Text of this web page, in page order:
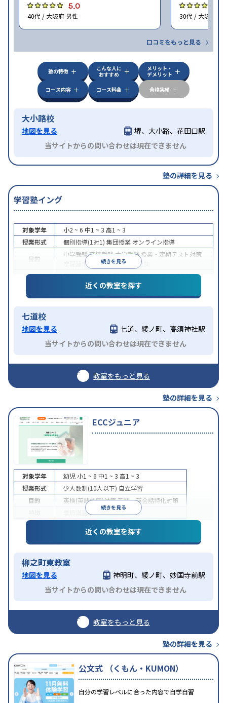
5.0
40代 / 大阪府 男性 30代 / 大阪府 女
口コミをもっと見る
塾の特徴
こんな人に
おすすめ
メリット・
デメリット
コース内容
コース料金 合格実績
大小路校
地図を見る
堺、大小路、花田口駅
当サイトからの問い合わせは現在できません
塾の詳細を見る
学習塾イング
続きを見る
対象学年 小2 ~ 6 中1 ~ 3 高1 ~ 3
授業形式
個別指導(1対1) 集団授業 オンライン指導
目的
中学受験高校受験大学受験 授業・定期テスト対策
学習習慣の定着科目別特化対策
授業の振替可能学習にPC・タブレットを利用オン
ライン対応1科目から受講可能
近くの教室を探す
七道校
地図を見る
七道、綾ノ町、高須神社駅
当サイトからの問い合わせは現在できません
教室をもっと見る
塾の詳細を見る
ECCジュニア
続きを見る
対象学年 幼児 小1 ~ 6 中1 ~ 3 高1 ~ 3
授業形式
少人数制(10人以下) 自立学習
目的
英検(英語検定)対策英語・英会話特化対策
季節講習のみの受講可
近くの教室を探す
柳之町東教室
地図を見る
神明町、綾ノ町、妙国寺前駅
当サイトからの問い合わせは現在できません
教室をもっと見る
塾の詳細を見る
公文式 （くもん・KUMON）
自分の学習レベルに合った内容で自学自習